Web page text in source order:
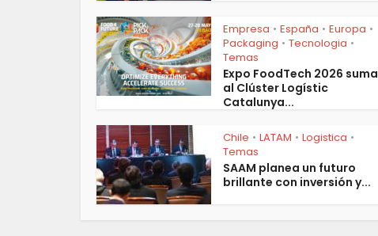
Empresa • España • Europa •
Packaging • Tecnologia •
Temas
Expo FoodTech 2026 suma
al Clúster Logístic
Catalunya...
Chile • LATAM • Logistica •
Temas
SAAM planea un futuro
brillante con inversión y...